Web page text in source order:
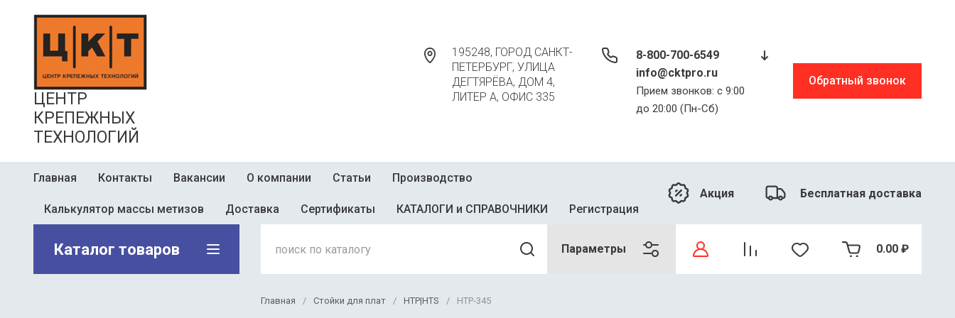
ЦЕНТР
КРЕПЕЖНЫХ
ТЕХНОЛОГИЙ
195248, ГОРОД САНКТ-
ПЕТЕРБУРГ, УЛИЦА
ДЕГТЯРЁВА, ДОМ 4,
ЛИТЕР А, ОФИС 335
8-800-700-6549
info@cktpro.ru
Прием звонков: с 9:00
до 20:00 (Пн-Сб)
Обратный звонок
Главная Контакты Вакансии О компании Статьи Производство
Калькулятор массы метизов Доставка Сертификаты КАТАЛОГИ и СПРАВОЧНИКИ Регистрация
Акция Бесплатная доставка
Каталог товаров Параметры 0.00 ₽
Главная / Стойки для плат / HTP|HTS / HTP-345